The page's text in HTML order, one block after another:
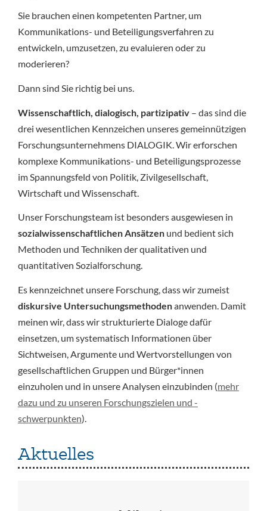
Sie brauchen einen kompetenten Partner, um
Kommunikations- und Beteiligungsverfahren zu
entwickeln, umzusetzen, zu evaluieren oder zu
moderieren?
Dann sind Sie richtig bei uns.
Wissenschaftlich, dialogisch, partizipativ – das sind die
drei wesentlichen Kennzeichen unseres gemeinnützigen
Forschungsunternehmens DIALOGIK. Wir erforschen
komplexe Kommunikations- und Beteiligungsprozesse
im Spannungsfeld von Politik, Zivilgesellschaft,
Wirtschaft und Wissenschaft.
Unser Forschungsteam ist besonders ausgewiesen in
sozialwissenschaftlichen Ansätzenund bedient sich
Methoden und Techniken der qualitativen und
quantitativen Sozialforschung.
Es kennzeichnet unsere Forschung, dass wir zumeist
diskursive Untersuchungsmethodenanwenden. Damit
meinen wir, dass wir strukturierte Dialoge dafür
einsetzen, um systematisch Informationen über
Sichtweisen, Argumente und Wertvorstellungen von
gesellschaftlichen Gruppen und Bürger*innen
einzuholen und in unsere Analysen einzubinden (mehr
dazu und zu unseren Forschungszielen und -
schwerpunkten).
Aktuelles